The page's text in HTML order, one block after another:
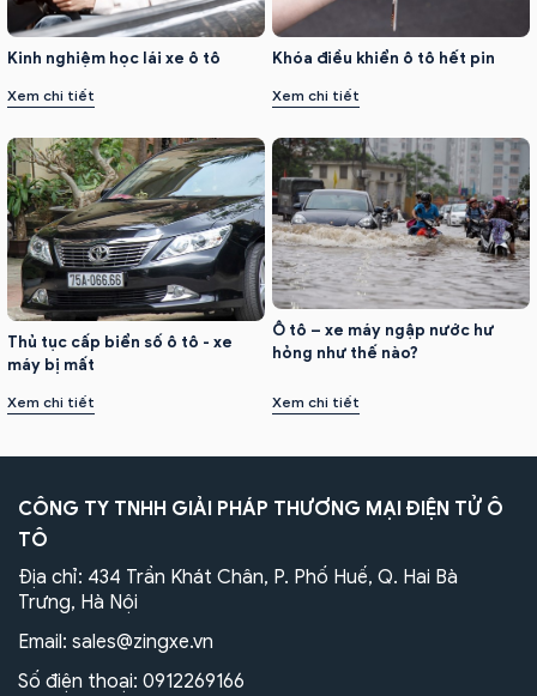
Kinh nghiệm học lái xe ô tô
Xem chi tiết
Khóa điều khiển ô tô hết pin
Xem chi tiết
Thủ tục cấp biển số ô tô - xe
máy bị mất
Xem chi tiết
Ô tô – xe máy ngập nước hư
hỏng như thế nào?
Xem chi tiết
CÔNG TY TNHH GIẢI PHÁP THƯƠNG MẠI ĐIỆN TỬ Ô
TÔ
Địa chỉ: 434 Trần Khát Chân, P. Phố Huế, Q. Hai Bà
Trưng, Hà Nội
Email: sales@zingxe.vn
Số điện thoại: 0912269166